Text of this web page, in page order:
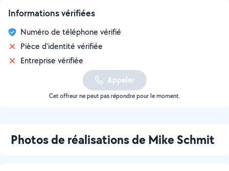
Informations vérifiées
Numéro de téléphone vérifié
Pièce d'identité vérifiée
Entreprise vérifiée
Appeler
Cet offreur ne peut pas répondre pour le moment.
Photos de réalisations de Mike Schmit